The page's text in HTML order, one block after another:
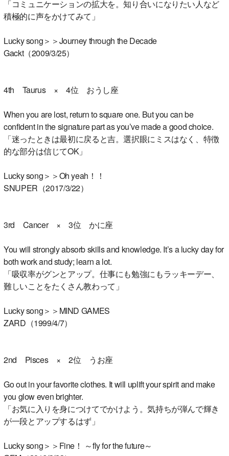
「コミュニケーションの拡大を。知り合いになりたい人など
積極的に声をかけてみて」
Lucky song＞＞Journey through the Decade
Gackt（2009/3/25）
4th Taurus × 4位 おうし座
When you are lost, return to square one. But you can be
confident in the signature part as you’ve made a good choice.
「迷ったときは最初に戻ると吉。選択眼にミスはなく、特徴
的な部分は信じてOK」
Lucky song＞＞Oh yeah！！
SNUPER（2017/3/22）
3rd Cancer × 3位 かに座
You will strongly absorb skills and knowledge. It’s a lucky day for
both work and study; learn a lot.
「吸収率がグンとアップ。仕事にも勉強にもラッキーデー、
難しいことをたくさん教わって」
Lucky song＞＞MIND GAMES
ZARD（1999/4/7）
2nd Pisces × 2位 うお座
Go out in your favorite clothes. It will uplift your spirit and make
you glow even brighter.
「お気に入りを身につけてでかけよう。気持ちが弾んで輝き
が一段とアップするはず」
Lucky song＞＞Fine！ ～fly for the future～